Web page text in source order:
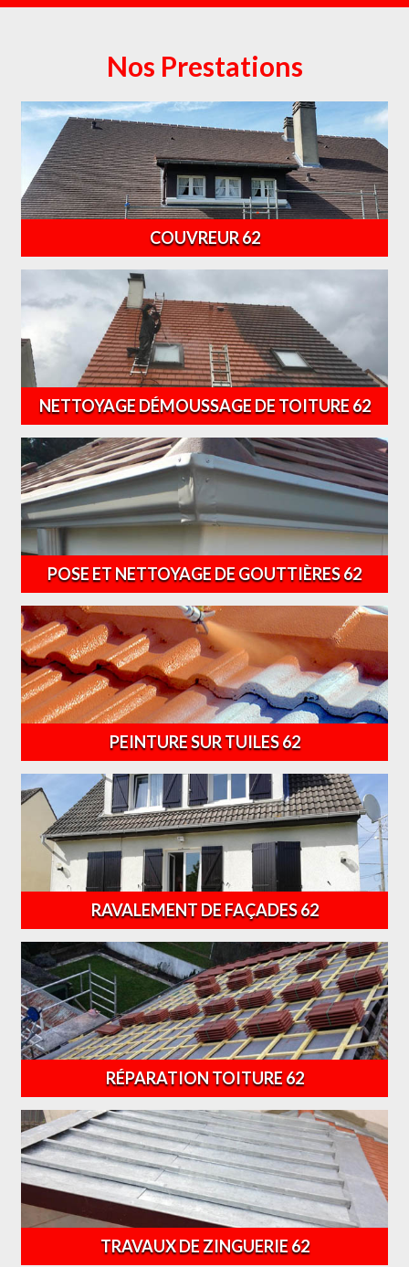
Nos Prestations
COUVREUR 62
NETTOYAGE DÉMOUSSAGE DE TOITURE 62
POSE ET NETTOYAGE DE GOUTTIÈRES 62
PEINTURE SUR TUILES 62
RAVALEMENT DE FAÇADES 62
RÉPARATION TOITURE 62
TRAVAUX DE ZINGUERIE 62